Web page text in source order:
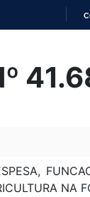
NA